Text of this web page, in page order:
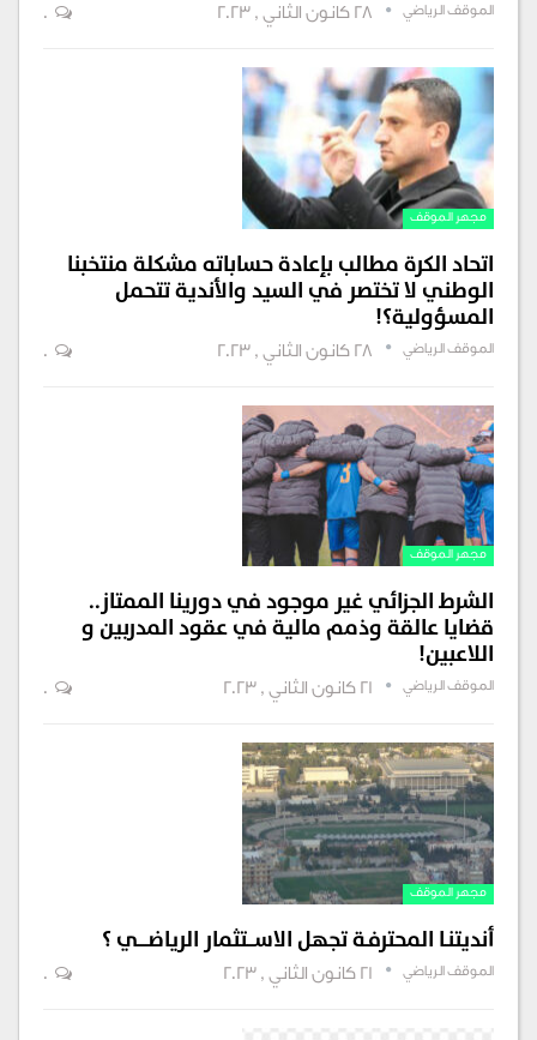
الموقف الرياضي 28 كانون الثاني , 2023 0
مجهر الموقف
اتحاد الكرة مطالب بإعادة حساباته مشكلة منتخبنا
الوطني لا تختصر في السيد والأندية تتحمل
المسؤولية؟!
الموقف الرياضي 28 كانون الثاني , 2023 0
مجهر الموقف
الشرط الجزائي غير موجود في دورينا الممتاز..
قضايا عالقة وذمم مالية في عقود المدربين و
اللاعبين!
الموقف الرياضي 21 كانون الثاني , 2023 0
مجهر الموقف
أنديتنـا المحترفـة تجهل الاســـتثمار الرياضــــي ؟
الموقف الرياضي 21 كانون الثاني , 2023 0